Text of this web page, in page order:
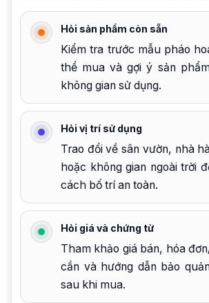
Hỏi sản phẩm còn sẵn
Kiểm tra trước mẫu pháo
thể mua và gợi ý sản
không gian sử dụng.
Hỏi vị trí sử dụng
Trao đổi về sân vườn, nhà
hoặc không gian ngoài trời
cách bố trí an toàn.
Hỏi giá và chứng từ
Tham khảo giá bán, hóa
cần và hướng dẫn bảo
sau khi mua.